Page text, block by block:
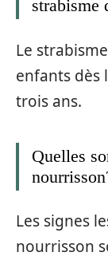
strabisme
Le
enfants dès
trois ans.
Quelles
Les signes
nourrisson